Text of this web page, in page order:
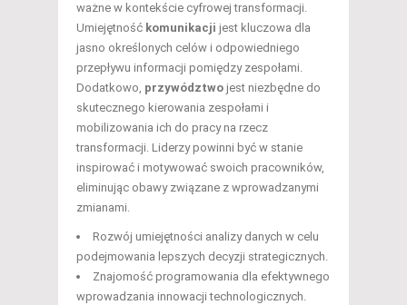
ważne w kontekście cyfrowej transformacji.
Umiejętność komunikacji jest kluczowa dla
jasno określonych celów i odpowiedniego
przepływu informacji pomiędzy zespołami.
Dodatkowo, przywództwo jest niezbędne do
skutecznego kierowania zespołami i
mobilizowania ich do pracy na rzecz
transformacji. Liderzy powinni być w stanie
inspirować i motywować swoich pracowników,
eliminując obawy związane z wprowadzanymi
zmianami.
Rozwój umiejętności analizy danych w celu
podejmowania lepszych decyzji strategicznych.
Znajomość programowania dla efektywnego
wprowadzania innowacji technologicznych.